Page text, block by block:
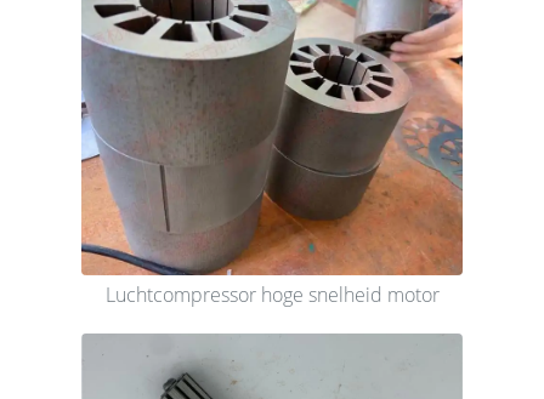
Luchtcompressor hoge snelheid motor